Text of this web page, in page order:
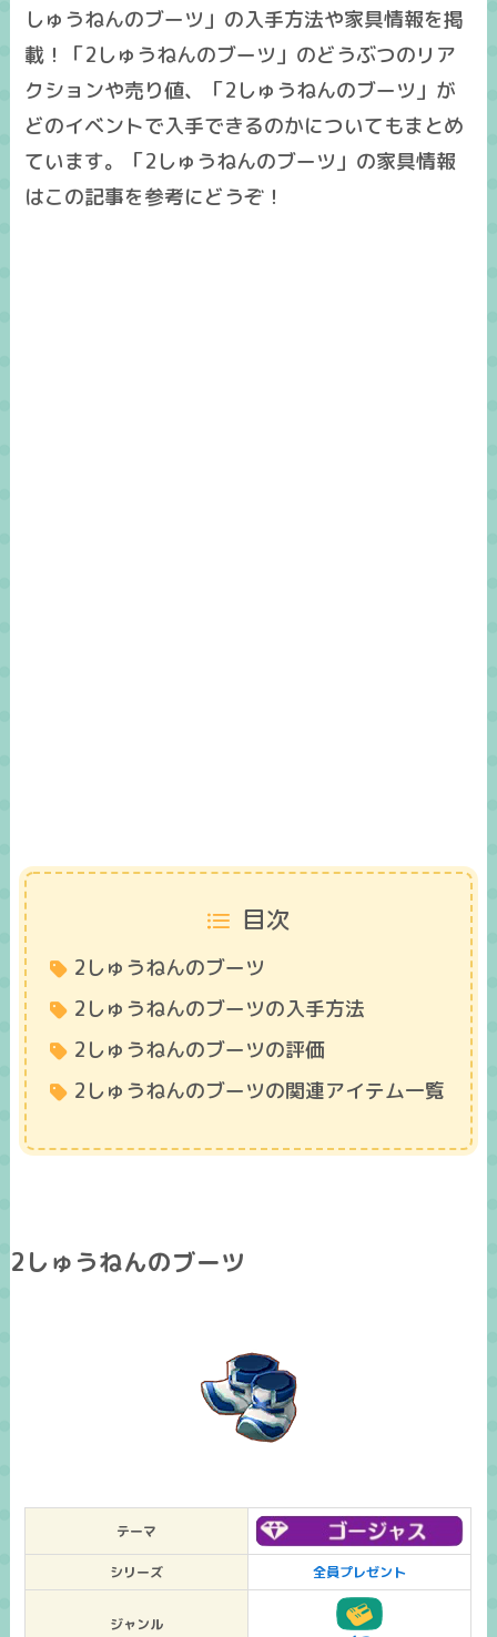
しゅうねんのブーツ」の入手方法や家具情報を掲
載！「2しゅうねんのブーツ」のどうぶつのリア
クションや売り値、「2しゅうねんのブーツ」が
どのイベントで入手できるのかについてもまとめ
ています。「2しゅうねんのブーツ」の家具情報
はこの記事を参考にどうぞ！
目次
2しゅうねんのブーツ
2しゅうねんのブーツの入手方法
2しゅうねんのブーツの評価
2しゅうねんのブーツの関連アイテム一覧
2しゅうねんのブーツ
テーマ
シリーズ 全員プレゼント
ジャンル